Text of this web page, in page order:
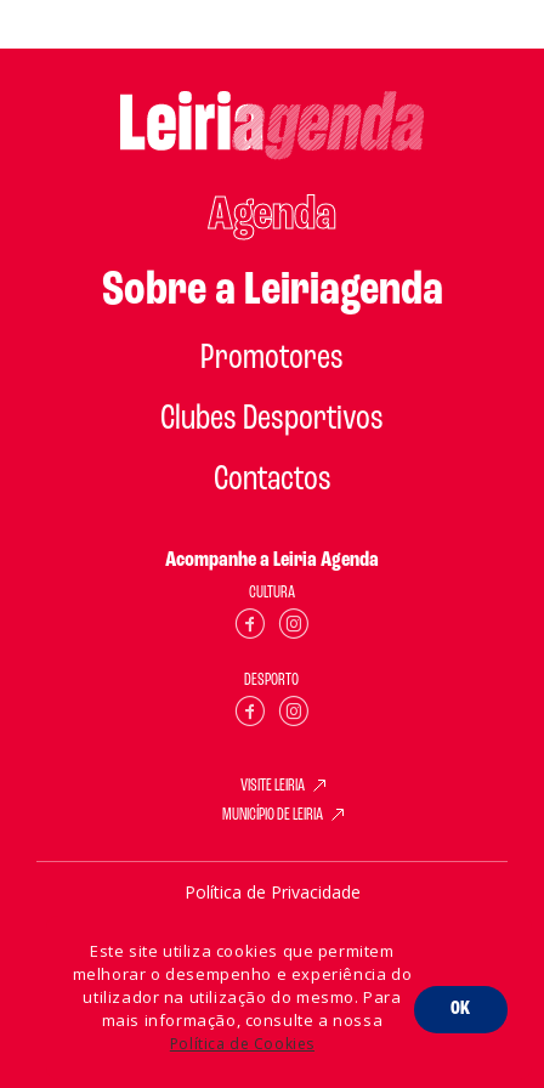
Agenda
Sobre a Leiriagenda
Promotores
Clubes Desportivos
Contactos
Acompanhe a Leiria Agenda
CULTURA
DESPORTO
VISITE LEIRIA
MUNICÍPIO DE LEIRIA
Política de Privacidade
2026 © Leiria Agenda
Este site utiliza cookies que permitem
melhorar o desempenho e experiência do
utilizador na utilização do mesmo. Para
mais informação, consulte a nossa
Política de Cookies
OK